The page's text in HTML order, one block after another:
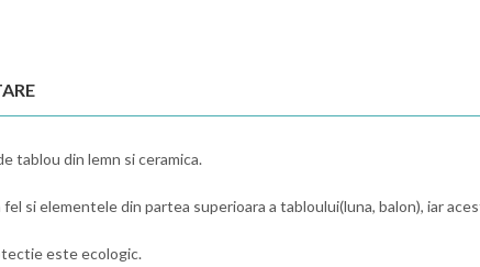
tablou din lemn si ceramica.
si elementele din partea superioara a tabloului(luna, balon), iar
este ecologic.